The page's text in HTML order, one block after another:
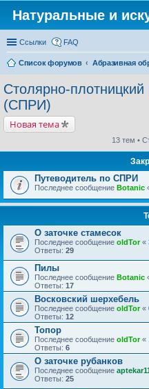
Натуральные и
Ссылки FAQ
Список форумов Абразивная
Столярно-
(СПРИ)
Новая тема
13 тем •
Путеводитель по СПРИ
Последнее сообщение Botanic
О заточке стамесок
Последнее сообщение oldTor«
Ответы: 29
Пилы
Последнее сообщение Botanic
Ответы: 17
Восковский шерхебель
Последнее сообщение oldTor«
Ответы: 12
Топор
Последнее сообщение oldTor«
Ответы: 6
О заточке рубанков
Последнее сообщение
Ответы: 25